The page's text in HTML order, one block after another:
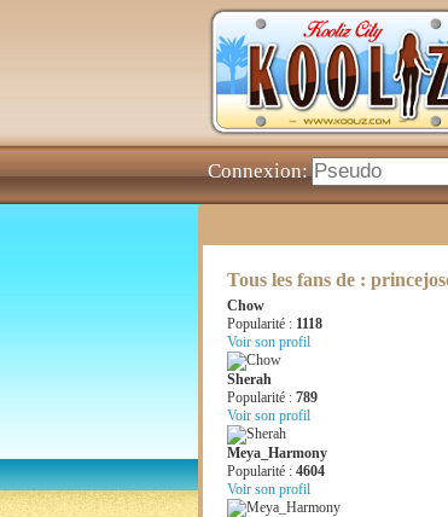
Connexion:
Tous les fans de :
Chow
Popularité : 1118
Voir son profil
Sherah
Popularité : 789
Voir son profil
Meya_Harmony
Popularité : 4604
Voir son profil